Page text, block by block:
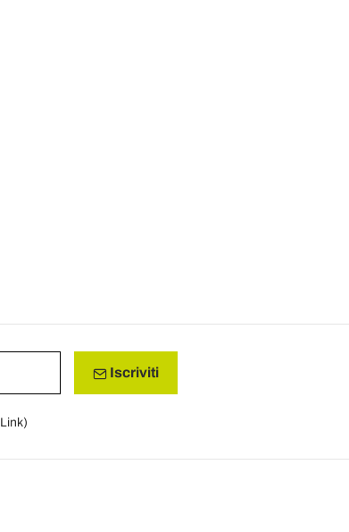
Iscriviti
Link)